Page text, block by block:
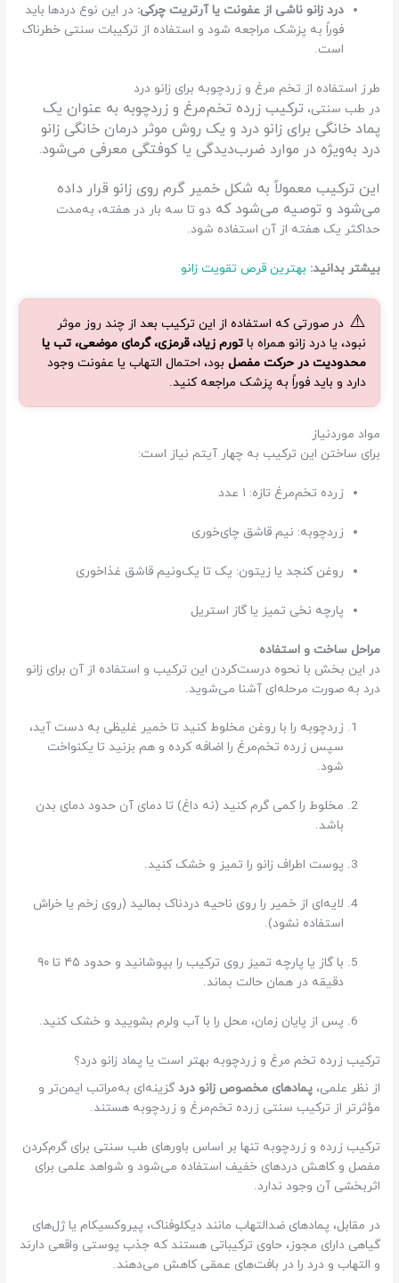
درد زانو ناشی از عفونت یا آرتریت چرکی: در این نوع دردها باید
فوراً به پزشک مراجعه شود و استفاده از ترکیبات سنتی خطرناک
است.
طرز استفاده از تخم مرغ و زردچوبه برای زانو درد
در طب سنتی،ترکیب زرده تخم‌مرغ و زردچوبه به عنوان یک
پماد خانگی برای زانو درد و یک روش‌ موثر درمان خانگی زانو
درد به‌ویژه در موارد ضرب‌دیدگی یا کوفتگی معرفی می‌شود.
این ترکیب معمولاً به شکل خمیر گرم روی زانو قرار داده
می‌شود و توصیه می‌شود کهدو تا سه بار در هفته، به‌مدت
حداکثر یک هفته از آن استفاده شود.
بیشتر بدانید: بهترین قرص تقویت زانو
⚠️در صورتی که استفاده از این ترکیب بعد از چند روز موثر
نبود، یا درد زانو همراه باتورم زیاد، قرمزی، گرمای موضعی، تب یا
محدودیت در حرکت مفصل بود، احتمال التهاب یا عفونت وجود
دارد و باید فوراً به پزشک مراجعه کنید.
مواد موردنیاز
برای ساختن این ترکیب به چهار آیتم نیاز است:
زرده تخم‌مرغ تازه: ۱ عدد
زردچوبه: نیم قاشق چای‌خوری
روغن کنجد یا زیتون: یک تا یک‌ونیم قاشق غذاخوری
پارچه نخی تمیز یا گاز استریل
مراحل ساخت و استفاده
در این بخش با نحوه درست‌کردن این ترکیب و استفاده از آن برای زانو
درد به صورت مرحله‌ای آشنا می‌شوید.
زردچوبه را با روغن مخلوط کنید تا خمیر غلیظی به دست آید،
سپس زرده تخم‌مرغ را اضافه کرده و هم بزنید تا یکنواخت
شود.
مخلوط را کمی گرم کنید (نه داغ) تا دمای آن حدود دمای بدن
باشد.
پوست اطراف زانو را تمیز و خشک کنید.
لایه‌ای از خمیر را روی ناحیه دردناک بمالید (روی زخم یا خراش
استفاده نشود).
با گاز یا پارچه تمیز روی ترکیب را بپوشانید و حدود ۴۵ تا ۹۰
دقیقه در همان حالت بماند.
پس از پایان زمان، محل را با آب ولرم بشویید و خشک کنید.
ترکیب زرده تخم مرغ و زردچوبه بهتر است یا پماد زانو درد؟
از نظر علمی،پمادهای مخصوص زانو درد گزینه‌ای به‌مراتب ایمن‌تر و
مؤثرتر از ترکیب سنتی زرده تخم‌مرغ و زردچوبه هستند.
ترکیب زرده و زردچوبه تنها بر اساس باورهای طب سنتی برای گرم‌کردن
مفصل و کاهش دردهای خفیف استفاده می‌شود و شواهد علمی برای
اثربخشی آن وجود ندارد.
در مقابل، پمادهای ضدالتهاب مانند دیکلوفناک، پیروکسیکام یا ژل‌های
گیاهی دارای مجوز، حاوی ترکیباتی هستند که جذب پوستی واقعی دارند
و التهاب و درد را در بافت‌های عمقی کاهش می‌دهند.